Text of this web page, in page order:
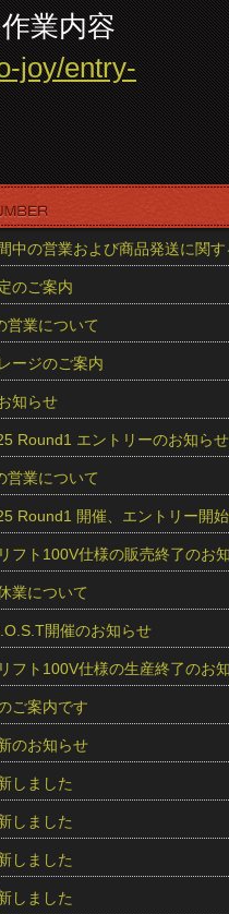
業内容
joy/entry-
中の営業および商品発送に関
のご案内
営業について
ージのご案内
知らせ
Round1 エントリーのお知らせ
営業について
Round1 開催、エントリー開
フト100V仕様の販売終了のお
業について
開催のお知らせ
フト100V仕様の生産終了のお
ご案内です
のお知らせ
しました
しました
しました
しました